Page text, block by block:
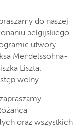
do naszej
belgijskiego
utwory
Mendelssohna-
Liszta.
wolny.
oraz wszystkich